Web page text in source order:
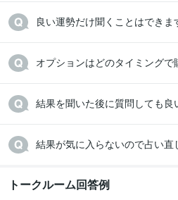
良い運勢だけ聞くことはできま
オプションはどのタイミングで
結果を聞いた後に質問しても良
結果が気に入らないので占い直
トークルーム回答例